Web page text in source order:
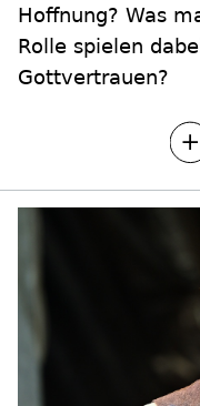
Hoffnung? Was
Rolle spielen
Gottvertrauen?